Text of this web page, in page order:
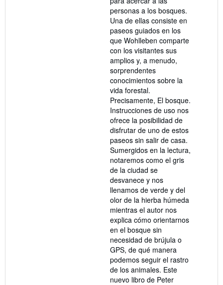
personas a los bosques.
Una de ellas consiste en
paseos guiados en los
que Wohlleben comparte
con los visitantes sus
amplios y, a menudo,
sorprendentes
conocimientos sobre la
vida forestal.
Precisamente, El bosque.
Instrucciones de uso nos
ofrece la posibilidad de
disfrutar de uno de estos
paseos sin salir de casa.
Sumergidos en la lectura,
notaremos como el gris
de la ciudad se
desvanece y nos
llenamos de verde y del
olor de la hierba húmeda
mientras el autor nos
explica cómo orientarnos
en el bosque sin
necesidad de brújula o
GPS, de qué manera
podemos seguir el rastro
de los animales. Este
nuevo libro de Peter